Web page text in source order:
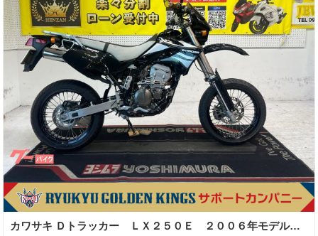
カワサキ Ｄトラッカー ＬＸ２５０Ｅ ２００６年モデル 社外ハンドル リアキャリア